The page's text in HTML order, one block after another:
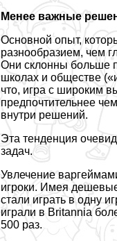
Менее важные
Основной опыт,
разнообразием, чем
Они склонны больше
школах и обществе
что, игра с широким
предпочтительнее
внутри решений.
Эта тенденция
задач.
Увлечение
игроки. Имея
стали играть в одну
играли в Britannia
500 раз.